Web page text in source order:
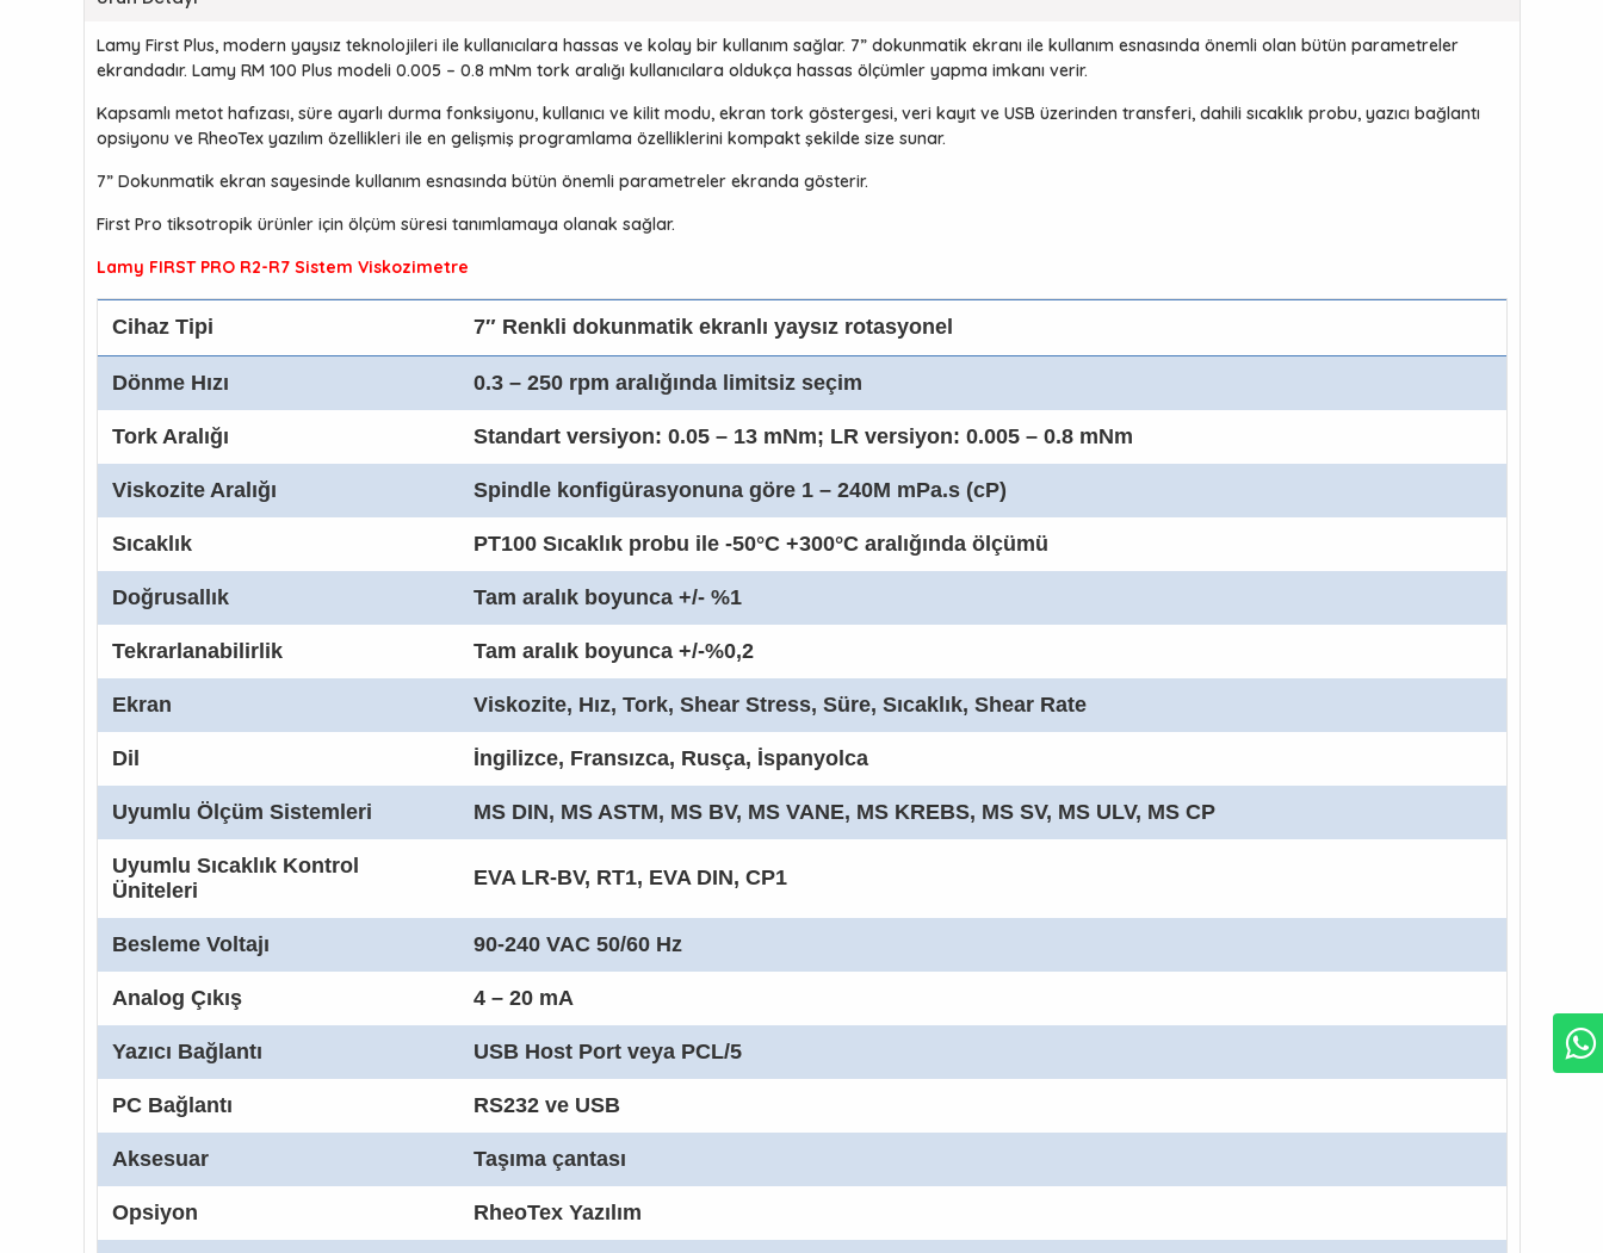
Lamy First Plus, modern yaysız teknolojileri ile kullanıcılara hassas ve kolay bir kullanım sağlar. 7” dokunmatik ekranı ile kullanım esnasında önemli olan bütün parametreler
ekrandadır. Lamy RM 100 Plus modeli 0.005 – 0.8 mNm tork aralığı kullanıcılara oldukça hassas ölçümler yapma imkanı verir.
Kapsamlı metot hafızası, süre ayarlı durma fonksiyonu, kullanıcı ve kilit modu, ekran tork göstergesi, veri kayıt ve USB üzerinden transferi, dahili sıcaklık probu, yazıcı bağlantı
opsiyonu ve RheoTex yazılım özellikleri ile en gelişmiş programlama özelliklerini kompakt şekilde size sunar.
7” Dokunmatik ekran sayesinde kullanım esnasında bütün önemli parametreler ekranda gösterir.
First Pro tiksotropik ürünler için ölçüm süresi tanımlamaya olanak sağlar.
Lamy FIRST PRO R2-R7 Sistem Viskozimetre
Cihaz Tipi 7″ Renkli dokunmatik ekranlı yaysız rotasyonel
Dönme Hızı 0.3 – 250 rpm aralığında limitsiz seçim
Tork Aralığı Standart versiyon: 0.05 – 13 mNm; LR versiyon: 0.005 – 0.8 mNm
Viskozite Aralığı Spindle konfigürasyonuna göre 1 – 240M mPa.s (cP)
Sıcaklık PT100 Sıcaklık probu ile -50°C +300°C aralığında ölçümü
Doğrusallık Tam aralık boyunca +/- %1
Tekrarlanabilirlik Tam aralık boyunca +/-%0,2
Ekran Viskozite, Hız, Tork, Shear Stress, Süre, Sıcaklık, Shear Rate
Dil İngilizce, Fransızca, Rusça, İspanyolca
Uyumlu Ölçüm Sistemleri MS DIN, MS ASTM, MS BV, MS VANE, MS KREBS, MS SV, MS ULV, MS CP
Uyumlu Sıcaklık Kontrol
Üniteleri
EVA LR-BV, RT1, EVA DIN, CP1
Besleme Voltajı 90-240 VAC 50/60 Hz
Analog Çıkış 4 – 20 mA
Yazıcı Bağlantı USB Host Port veya PCL/5
PC Bağlantı RS232 ve USB
Aksesuar Taşıma çantası
Opsiyon RheoTex Yazılım